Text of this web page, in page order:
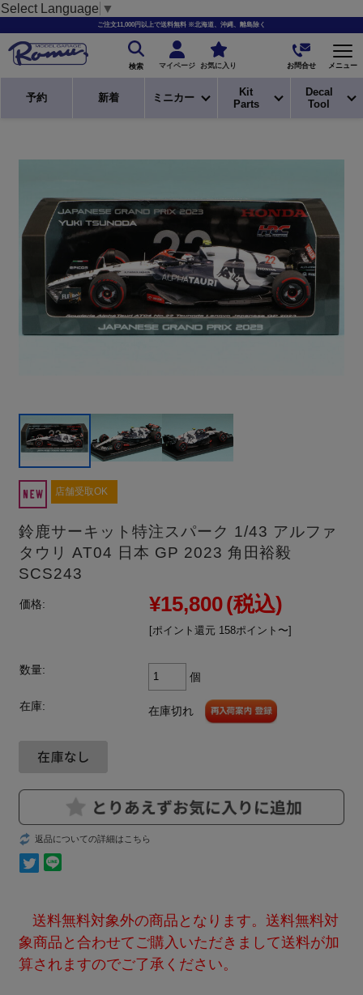
Select Language ▼
ご注文11,000円以上で送料無料 ※北海道、沖縄、離島除く
検索 マイページ お気に入り お問合せ メニュー
予約 新着 ミニカー
Kit
Parts
Decal
Tool
店舗受取OK
鈴鹿サーキット特注スパーク 1/43 アルファ
タウリ AT04 日本 GP 2023 角田裕毅
SCS243
価格: ¥15,800(税込)
[ポイント還元 158ポイント〜]
数量:
個
在庫: 在庫切れ
返品についての詳細はこちら
送料無料対象外の商品となります。送料無料対
象商品と合わせてご購入いただきまして送料が加
算されますのでご了承ください。